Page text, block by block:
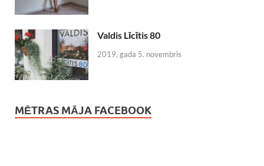
Valdis Līcītis 80
2019. gada 5. novembris
MĒTRAS MĀJA FACEBOOK